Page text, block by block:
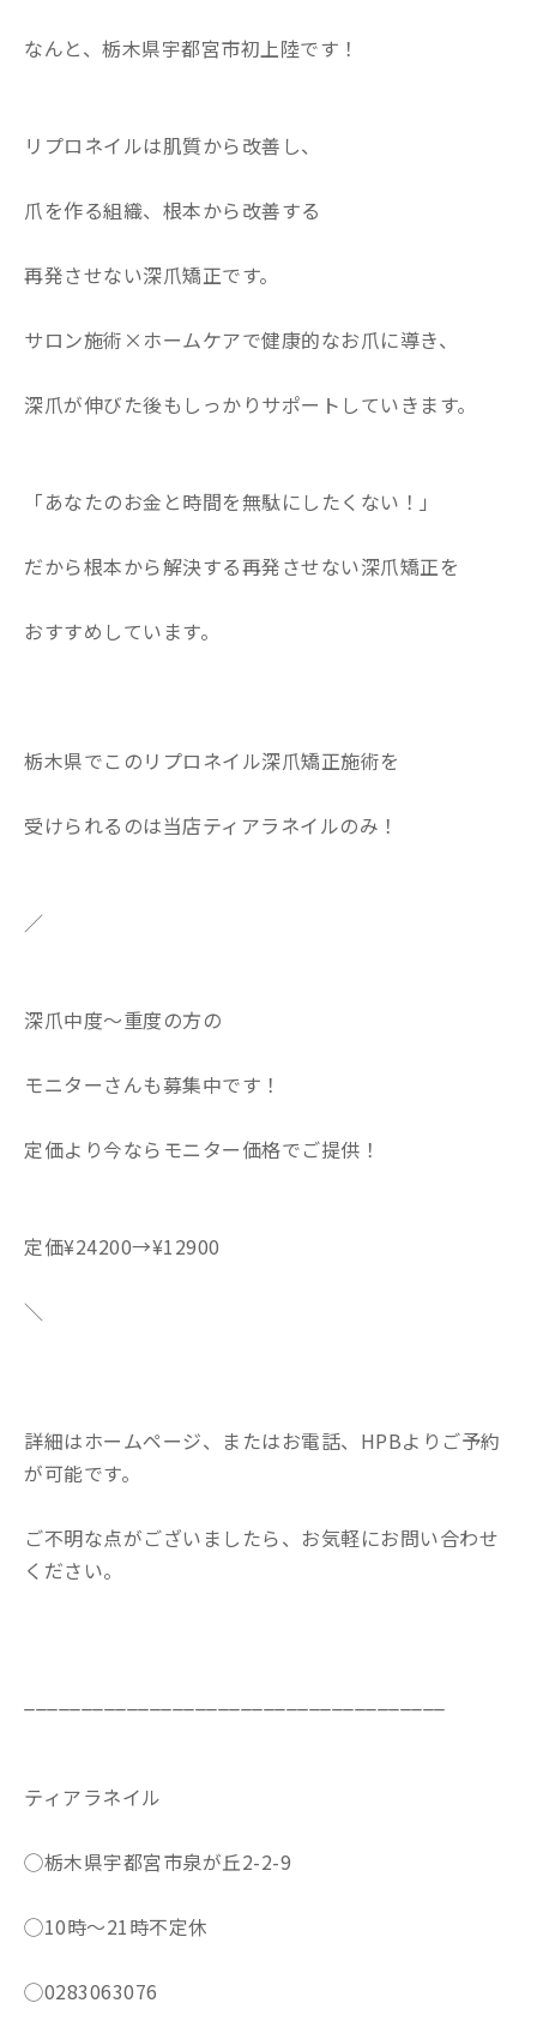
なんと、栃木県宇都宮市初上陸です！
リプロネイルは肌質から改善し、
爪を作る組織、根本から改善する
再発させない深爪矯正です。
サロン施術×ホームケアで健康的なお爪に導き、
深爪が伸びた後もしっかりサポートしていきます。
「あなたのお金と時間を無駄にしたくない！」
だから根本から解決する再発させない深爪矯正を
おすすめしています。
栃木県でこのリプロネイル深爪矯正施術を
受けられるのは当店ティアラネイルのみ！
／
深爪中度〜重度の方の
モニターさんも募集中です！
定価より今ならモニター価格でご提供！
定価¥24200→¥12900
＼
詳細はホームページ、またはお電話、HPBよりご予約
が可能です。
ご不明な点がございましたら、お気軽にお問い合わせ
ください。
ティアラネイル
◯栃木県宇都宮市泉が丘2-2-9
◯10時〜21時不定休
◯0283063076